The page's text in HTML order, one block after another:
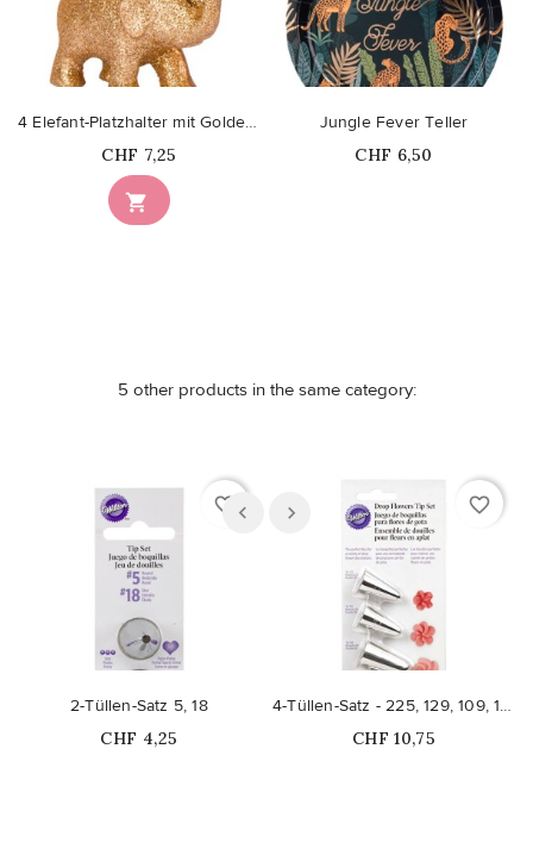

4 Elefant-Platzhalter mit Goldenen Pailletten
Price
CHF 7,25
Jungle Fever Teller
Price
CHF 6,50
5 other products in the same category:
favorite_border
2-Tüllen-Satz 5, 18
Price
CHF 4,25
favorite_border
4-Tüllen-Satz - 225, 129, 109, 190
Price
CHF 10,75